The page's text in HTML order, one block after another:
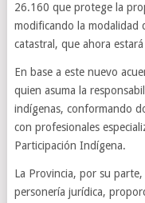
26.160 que protege la
modificando la modalidad
catastral, que ahora
En base a este nuevo
quien asuma la
indígenas, conformando
con profesionales
Participación Indígena.
La Provincia, por su
personería jurídica,